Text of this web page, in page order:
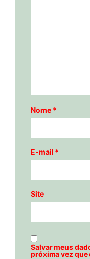
Nome *
E-mail *
Site
Salvar meus
próxima vez que